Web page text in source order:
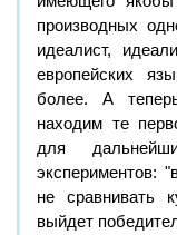
производных
идеалист,
европейских
более. А
находим те
для
экспериментов:
не сравнивать
выйдет